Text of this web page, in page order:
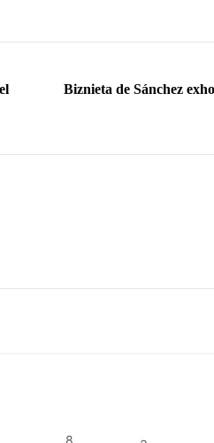
Biznieta de Sánchez
8